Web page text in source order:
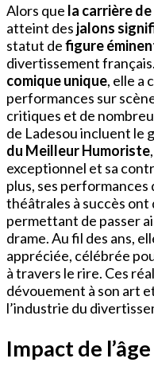
Alors que la carrière
atteint des jalons
statut defigure
divertissement
comique unique, elle a
performances sur
critiques et de
de Ladesou incluent le
du Meilleur Humoriste
exceptionnel et sa
plus, ses
théâtrales à succès ont
permettant de passer
drame. Au fil des ans,
appréciée, célébrée
à travers le rire. Ces
dévouement à son art
l’industrie du
Impact de